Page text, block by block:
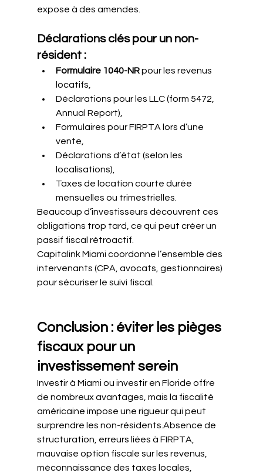
expose à des amendes.
Déclarations clés pour un non-
résident :
Formulaire 1040-NR pour les revenus
locatifs,
Déclarations pour les LLC (form 5472,
Annual Report),
Formulaires pour FIRPTA lors d’une
vente,
Déclarations d’état (selon les
localisations),
Taxes de location courte durée
mensuelles ou trimestrielles.
Beaucoup d’investisseurs découvrent ces
obligations trop tard, ce qui peut créer un
passif fiscal rétroactif.
Capitalink Miami coordonne l’ensemble des
intervenants (CPA, avocats, gestionnaires)
pour sécuriser le suivi fiscal.
Conclusion : éviter les pièges
fiscaux pour un
investissement serein
Investir à Miami ou investir en Floride offre
de nombreux avantages, mais la fiscalité
américaine impose une rigueur qui peut
surprendre les non-résidents.Absence de
structuration, erreurs liées à FIRPTA,
mauvaise option fiscale sur les revenus,
méconnaissance des taxes locales,